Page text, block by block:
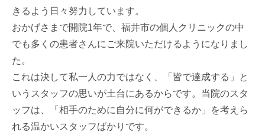
きるよう日々努力しています。
おかげさまで開院1年で、福井市の個人クリニックの中
でも多くの患者さんにご来院いただけるようになりまし
た。
これは決して私一人の力ではなく、「皆で達成する」と
いうスタッフの思いが土台にあるからです。当院のスタ
ッフは、「相手のために自分に何ができるか」を考えら
れる温かいスタッフばかりです。